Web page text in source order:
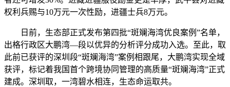
权利兵赐与10万元一次性励，进疆士兵8万元。
日前，生态部正式发布第四批“斑斓海湾优良案例”名单，
出格行政区大鹏湾—段以优异的分析评分成功入选。至此，取
此前已获评的深圳段“斑斓海湾”案例相跟尾，大鹏湾实现全域
获评，标记着我国首个跨境协同管理的高质量“斑斓海湾”正式
建成。深圳取，一湾碧水相连，生态命运取共。